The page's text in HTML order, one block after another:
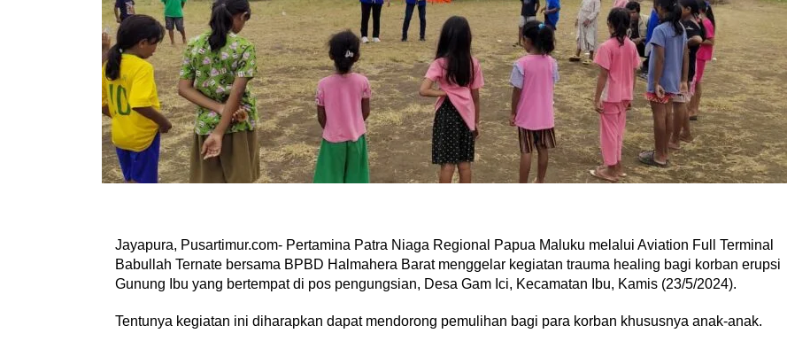
Jayapura, Pusartimur.com- Pertamina Patra Niaga Regional Papua Maluku melalui Aviation Full Terminal
Babullah Ternate bersama BPBD Halmahera Barat menggelar kegiatan trauma healing bagi korban erupsi
Gunung Ibu yang bertempat di pos pengungsian, Desa Gam Ici, Kecamatan Ibu, Kamis (23/5/2024).
Tentunya kegiatan ini diharapkan dapat mendorong pemulihan bagi para korban khususnya anak-anak.